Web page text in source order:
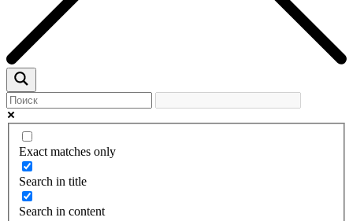
Exact matches only
Search in title
Search in content